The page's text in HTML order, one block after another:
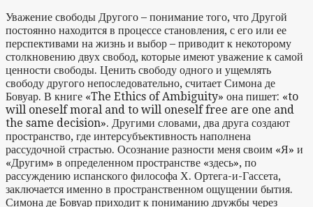
Уважение свободы Другого – понимание того, что Другой
постоянно находится в процессе становления, с его или ее
перспективами на жизнь и выбор – приводит к некоторому
столкновению двух свобод, которые имеют уважение к самой
ценности свободы. Ценить свободу одного и ущемлять
свободу другого непоследовательно, считает Симона де
Бовуар. В книге «The Ethics of Ambiguity» она пишет: «to
will oneself moral and to will oneself free are one and
the same decision». Другими словами, два друга создают
пространство, где интерсубъективность наполнена
рассудочной страстью. Осознание разности меня своим «Я» и
«Другим» в определенном пространстве «здесь», по
рассуждению испанского философа Х. Ортега-и-Гассета,
заключается именно в пространственном ощущении бытия.
Симона де Бовуар приходит к пониманию дружбы через